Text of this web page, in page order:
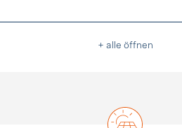
+ alle öffnen